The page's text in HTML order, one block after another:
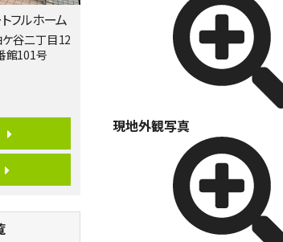
分・歩8分
南西・北西角
万円
ＬＤＫ
暖房完備 車
ＤＫ
み野駅
フルホーム
谷二丁目12
館101号
現地外観写真